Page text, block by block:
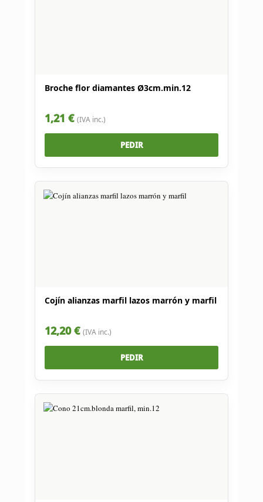
Broche flor diamantes Ø3cm.min.12
1,21 € (IVA inc.)
PEDIR
Cojín alianzas marfil lazos marrón y marfil
12,20 € (IVA inc.)
PEDIR